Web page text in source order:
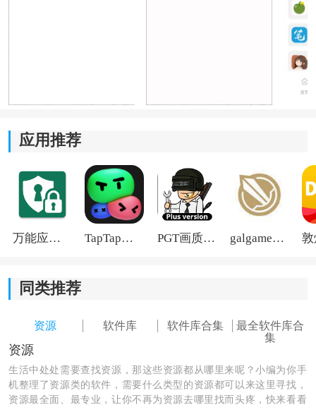
平台汇集了海量的软件与应用，覆盖各种类别，能够满
内置强大的搜索工具，用户只需输入关键词即可快速定
位目标软件，省去繁琐的查找过程。
3、免费下载与分享：
所有资源均支持免费下载，用户还可以将自己发现的优
质软件分享给他人，构建共享
4、双渠道下载：
提供外部与内置两种下载方式，用户可以根据自身网络
环境与偏好灵活选择，提升下载成功率。
应用推荐
万能应用隐藏 TapTap国际版2026 PGT画质助手旧版 galgame游戏盒子2026
同类推荐
资源 软件库 软件库合集
最全软件库合
集
资源
生活中处处需要查找资源，那这些资源都从哪里来呢？小编为你手
机整理了资源类的软件，需要什么类型的资源都可以来这里寻找，
资源最全面、最专业，让你不再为资源去哪里找而头疼，快来看看